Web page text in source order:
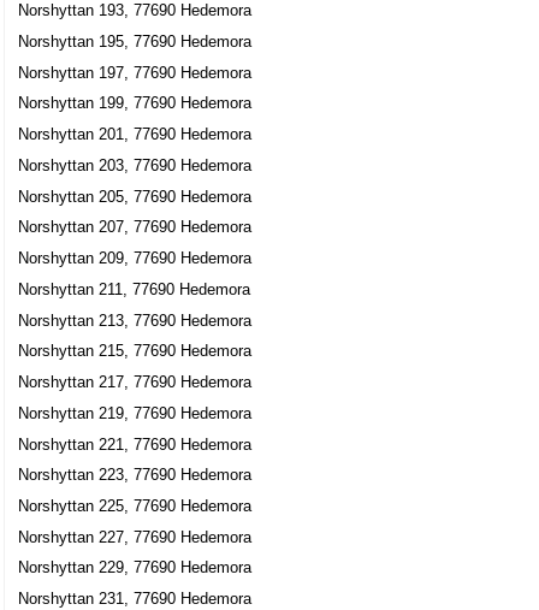
Norshyttan 193, 77690 Hedemora
Norshyttan 195, 77690 Hedemora
Norshyttan 197, 77690 Hedemora
Norshyttan 199, 77690 Hedemora
Norshyttan 201, 77690 Hedemora
Norshyttan 203, 77690 Hedemora
Norshyttan 205, 77690 Hedemora
Norshyttan 207, 77690 Hedemora
Norshyttan 209, 77690 Hedemora
Norshyttan 211, 77690 Hedemora
Norshyttan 213, 77690 Hedemora
Norshyttan 215, 77690 Hedemora
Norshyttan 217, 77690 Hedemora
Norshyttan 219, 77690 Hedemora
Norshyttan 221, 77690 Hedemora
Norshyttan 223, 77690 Hedemora
Norshyttan 225, 77690 Hedemora
Norshyttan 227, 77690 Hedemora
Norshyttan 229, 77690 Hedemora
Norshyttan 231, 77690 Hedemora